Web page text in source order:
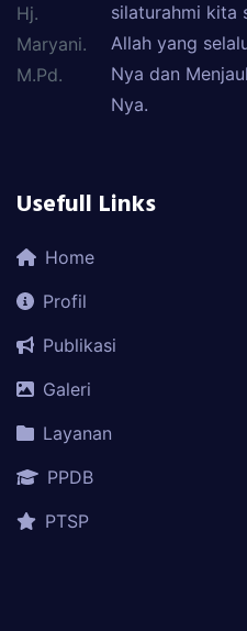
Hj.
Maryani.
M.Pd.
silaturahmi kita
Allah yang
Nya dan
Nya.
Usefull Links
Home
Profil
Publikasi
Galeri
Layanan
PPDB
PTSP